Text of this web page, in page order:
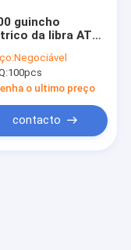
guincho
da libra ATV
motor/12 ATV
permanente
Negociável
100pcs
o ultimo preço
contacto